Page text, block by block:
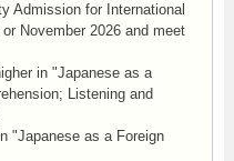
Admission for International
November 2026 and meet
in "Japanese as a
Listening and
"Japanese as a Foreign